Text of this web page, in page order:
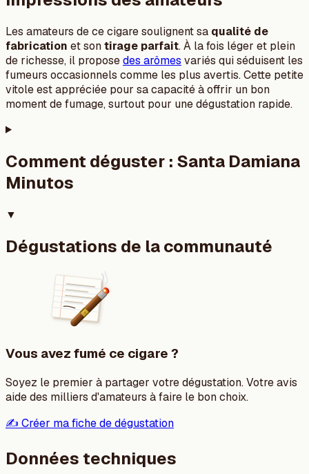
Les amateurs de ce cigare soulignent sa qualité de
fabrication et sontirage parfait. À la fois léger et plein
de richesse, il proposedes arômes variés qui séduisent les
fumeurs occasionnels comme les plus avertis. Cette petite
vitole est appréciée pour sa capacité à offrir un bon
moment de fumage, surtout pour une dégustation rapide.
Comment déguster : Santa Damiana
Minutos
▼
Dégustations de la communauté
Vous avez fumé ce cigare ?
Soyez le premier à partager votre dégustation. Votre avis
aide des milliers d'amateurs à faire le bon choix.
✍️ Créer ma fiche de dégustation
Données techniques